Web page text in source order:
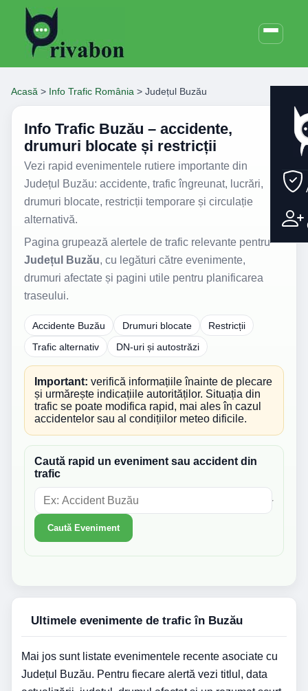
Acasă > Info Trafic România > Județul Buzău
Info Trafic Buzău – accidente,
drumuri blocate și restricții
Vezi rapid evenimentele rutiere importante din
Județul Buzău: accidente, trafic îngreunat, lucrări,
drumuri blocate, restricții temporare și circulație
alternativă.
Pagina grupează alertele de trafic relevante pentru
Județul Buzău, cu legături către evenimente,
drumuri afectate și pagini utile pentru planificarea
traseului.
Accidente Buzău Drumuri blocate
Restricții
Trafic alternativ
DN-uri și autostrăzi
Important: verifică informațiile înainte de plecare
și urmărește indicațiile autorităților. Situația din
trafic se poate modifica rapid, mai ales în cazul
accidentelor sau al condițiilor meteo dificile.
Caută rapid un eveniment sau accident din
trafic
Caută Eveniment
Ultimele evenimente de trafic în Buzău
Mai jos sunt listate evenimentele recente asociate cu
Județul Buzău. Pentru fiecare alertă vezi titlul, data